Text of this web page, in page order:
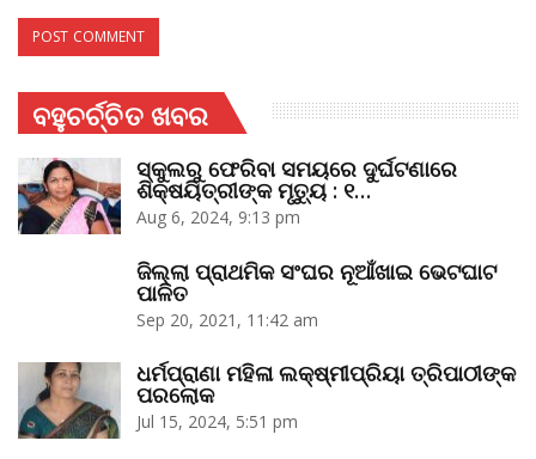
ବହୁଚର୍ଚ୍ଚିତ ଖବର
ସ୍କୁଲରୁ ଫେରିବା ସମୟରେ ଦୁର୍ଘଟଣାରେ
ଶିକ୍ଷୟିତ୍ରୀଙ୍କ ମୃତ୍ୟୁ : ୧…
Aug 6, 2024, 9:13 pm
ଜିଲ୍ଲା ପ୍ରାଥମିକ ସଂଘର ନୂଆଁଖାଇ ଭେଟଘାଟ
ପାଳିତ
Sep 20, 2021, 11:42 am
ଧର୍ମପ୍ରାଣା ମହିଳା ଲକ୍ଷ୍ମୀପ୍ରିୟା ତ୍ରିପାଠୀଙ୍କ
ପରଲୋକ
Jul 15, 2024, 5:51 pm